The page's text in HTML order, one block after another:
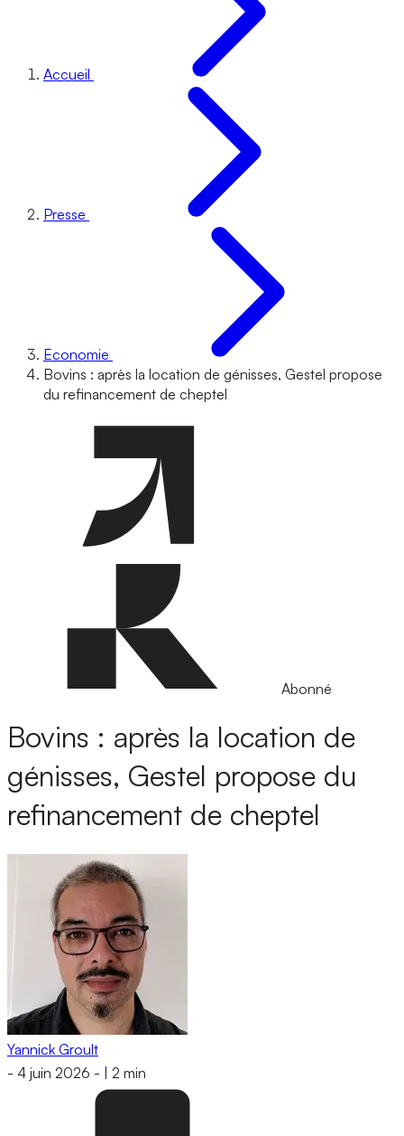
Accueil
Presse
Economie
Bovins : après la location de génisses, Gestel propose
du refinancement de cheptel
Abonné
Bovins : après la location de
génisses, Gestel propose du
refinancement de cheptel
Yannick Groult
- 4 juin 2026 - 2 min